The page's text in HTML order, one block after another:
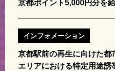
京都ポイント5,000円分を
インフォメーション
京都駅前の再生に向けた都
エリアにおける特定用途誘